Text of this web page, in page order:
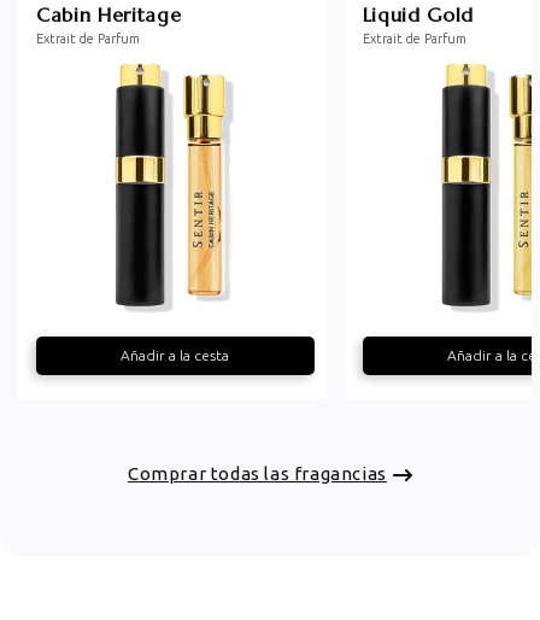
Cabin Heritage
Extrait de Parfum
Añadir a la cesta
Liquid Gold
Extrait de Parfum
Añadir a la
Comprar todas las fragancias